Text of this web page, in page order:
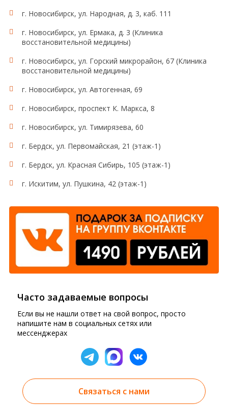
г. Новосибирск, ул. Народная, д. 3, каб. 111
г. Новосибирск, ул. Ермака, д. 3 (Клиника
восстановительной медицины)
г. Новосибирск, ул. Горский микрорайон, 67 (Клиника
восстановительной медицины)
г. Новосибирск, ул. Автогенная, 69
г. Новосибирск, проспект К. Маркса, 8
г. Новосибирск, ул. Тимирязева, 60
г. Бердск, ул. Первомайская, 21 (этаж-1)
г. Бердск, ул. Красная Сибирь, 105 (этаж-1)
г. Искитим, ул. Пушкина, 42 (этаж-1)
Часто задаваемые вопросы
Если вы не нашли ответ на свой вопрос, просто
напишите нам в социальных сетях или
мессенджерах
Связаться с нами